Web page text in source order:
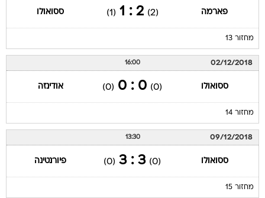
פארמה (2)
2 : 1
(1) ססואולו
מחזור 13
02/12/2018
16:00
ססואולו (0)
0 : 0
(0) אודינזה
מחזור 14
09/12/2018
13:30
ססואולו (0)
3 : 3
(0) פיורנטינה
מחזור 15